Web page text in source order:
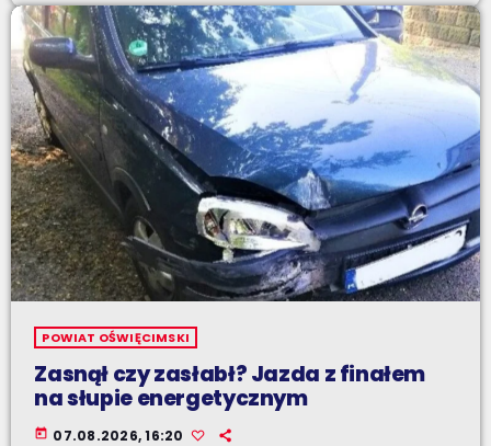
POWIAT OŚWIĘCIMSKI
Zasnął czy zasłabł? Jazda z finałem
na słupie energetycznym
today 07.08.2026, 16:20